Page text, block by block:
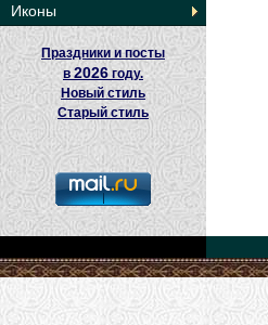
Иконы
Праздники и посты
в 2026 году.
Новый стиль
Старый стиль